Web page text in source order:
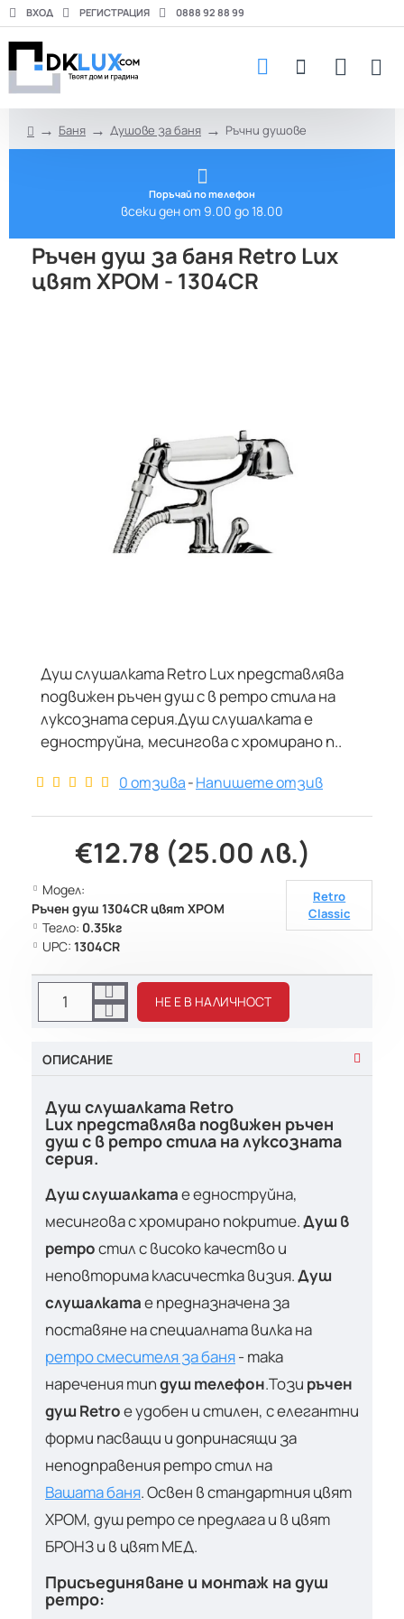
ВХОД РЕГИСТРАЦИЯ 0888 92 88 99
Баня Душове за баня Ръчни душове
Поръчай по телефон
всеки ден от 9.00 до 18.00
Ръчен душ за баня Retro Lux
цвят ХРОМ - 1304CR
НЕ Е В НАЛИЧНОСТ
Душ слушалката Retro Lux представлява
подвижен ръчен душ с в ретро стила на
луксозната серия.Душ слушалката е
едноструйна, месингова с хромирано п..
0 отзива-Напишете отзив
€12.78 (25.00 лв.)
Модел:
Ръчен душ 1304CR цвят ХРОМ
Тегло: 0.35кг
UPC: 1304CR
Retro
Classic
НЕ Е В НАЛИЧНОСТ
ОПИСАНИЕ
Душ слушалката Retro
Lux представлява подвижен ръчен
душ с в ретро стила на луксозната
серия.
Душ слушалкатае едноструйна,
месингова с хромирано покритие.Душ в
ретростил с високо качество и
неповторима класичестка визия.Душ
слушалкатае предназначена за
поставяне на специалната вилка на
ретро смесителя за баня- така
наречения типдуш телефон.Този ръчен
душ Retroе удобен и стилен, с елегантни
форми пасващи и допринасящи за
неподправения ретро стил на
Вашата баня. Освен в стандартния цвят
ХРОМ, душ ретро се предлага и в цвят
БРОНЗ и в цвят МЕД.
Присъединяване и монтаж на душ
ретро: